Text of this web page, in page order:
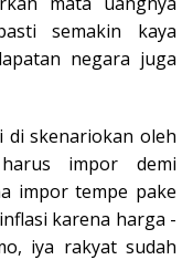
semakin kaya
negara juga
di skenariokan oleh
impor demi
impor tempe pake
karena harga -
iya rakyat sudah